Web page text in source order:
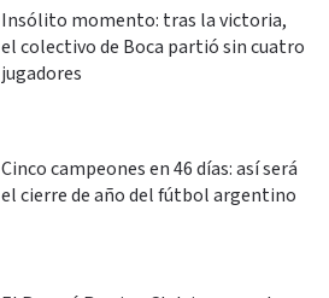
Insólito momento: tras la victoria,
el colectivo de Boca partió sin cuatro
jugadores
Cinco campeones en 46 días: así será
el cierre de año del fútbol argentino